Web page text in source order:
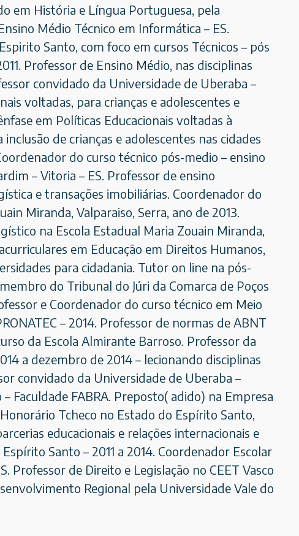
em História e Língua Portuguesa, pela
Médio Técnico em Informática – ES.
Santo, com foco em cursos Técnicos – pós
Professor de Ensino Médio, nas disciplinas
convidado da Universidade de Uberaba –
voltadas, para crianças e adolescentes e
em Políticas Educacionais voltadas à
de crianças e adolescentes nas cidades
do curso técnico pós-medio – ensino
– Vitoria – ES. Professor de ensino
e transações imobiliárias. Coordenador do
Miranda, Valparaiso, Serra, ano de 2013.
na Escola Estadual Maria Zouain Miranda,
em Educação em Direitos Humanos,
para cidadania. Tutor on line na pós-
do Tribunal do Júri da Comarca de Poços
e Coordenador do curso técnico em Meio
– 2014. Professor de normas de ABNT
da Escola Almirante Barroso. Professor da
a dezembro de 2014 – lecionando disciplinas
convidado da Universidade de Uberaba –
Faculdade FABRA. Preposto( adido) na Empresa
Tcheco no Estado do Espírito Santo,
educacionais e relações internacionais e
Santo – 2011 a 2014. Coordenador Escolar
Professor de Direito e Legislação no CEET Vasco
Regional pela Universidade Vale do